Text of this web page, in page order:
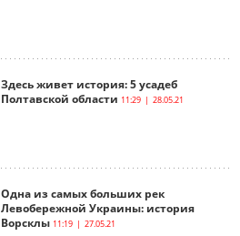
Здесь живет история: 5 усадеб
Полтавской области 11:29 | 28.05.21
Одна из самых больших рек
Левобережной Украины: история
Ворсклы 11:19 | 27.05.21